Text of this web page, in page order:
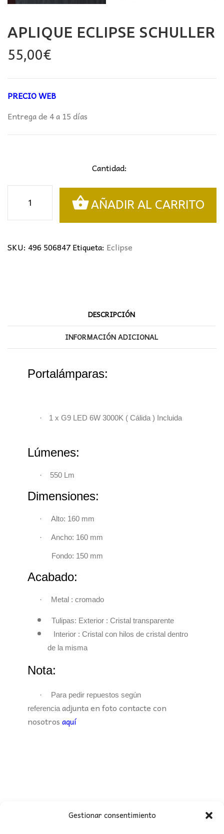
Gestionar consentimiento
APLIQUE ECLIPSE SCHULLER
55,00€
PRECIO WEB
Entrega de 4 a 15 días
Cantidad:
Eclipse
Schuller
AÑADIR AL CARRITO
SKU: 496 506847Etiqueta: Eclipse
DESCRIPCIÓN
INFORMACIÓN ADICIONAL
Portalámparas:
· 1 x G9 LED 6W 3000K ( Cálida ) Incluida
Lúmenes:
· 550 Lm
Dimensiones:
· Alto: 160 mm
· Ancho: 160 mm
Fondo: 150 mm
Acabado:
· Metal : cromado
Tulipas: Exterior : Cristal transparente
Interior : Cristal con hilos de cristal dentro
de la misma
Nota:
·
Para pedir repuestos según
referencia adjunta en foto contacte con
nosotrosaquí